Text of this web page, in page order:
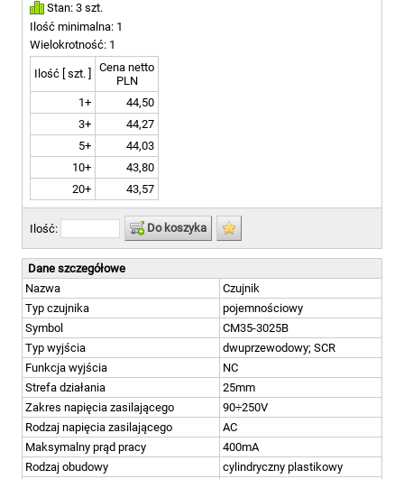
Stan: 3 szt.
Ilość minimalna: 1
Wielokrotność: 1
Ilość [ szt. ]
Cena netto
PLN
1+
44,50
3+
44,27
5+
44,03
10+
43,80
20+
43,57
Ilość: Do koszyka
Dane szczegółowe
Nazwa
Czujnik
Typ czujnika
pojemnościowy
Symbol
CM35-3025B
Typ wyjścia
dwuprzewodowy; SCR
Funkcja wyjścia
NC
Strefa działania
25mm
Zakres napięcia zasilającego
90÷250V
Rodzaj napięcia zasilającego
AC
Maksymalny prąd pracy
400mA
Rodzaj obudowy
cylindryczny plastikowy